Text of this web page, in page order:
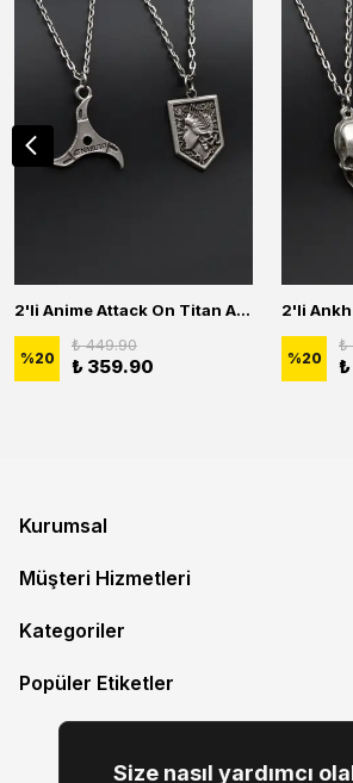
2'li Anime Attack On Titan Acrylic Maria Anime Naruto Erkek Kadın Kolye Seti
%20
₺ 449.90
₺ 359.90 %20
₺
Kurumsal
Müşteri Hizmetleri
Kategoriler
Popüler Etiketler
Size nasıl yardımcı